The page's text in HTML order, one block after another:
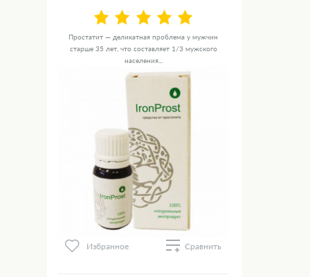
Простатит — деликатная проблема у мужчин
старше 35 лет, что составляет 1/3 мужского
населения...
Избранное Сравнить